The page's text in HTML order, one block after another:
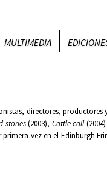
MULTIMEDIA
directores, productores
stories(2003), Cattle call
vez en el Edinburgh